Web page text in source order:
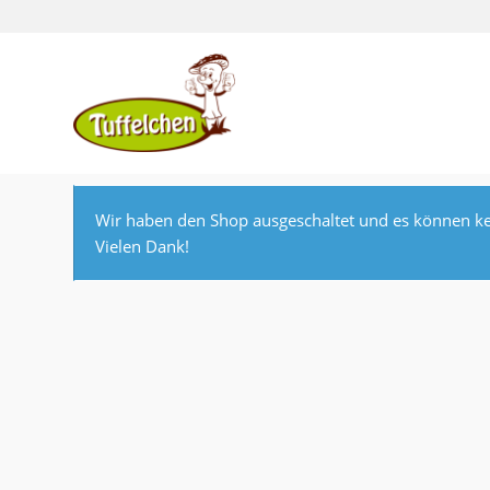
Wir haben den Shop ausgeschaltet und es können
Vielen Dank!